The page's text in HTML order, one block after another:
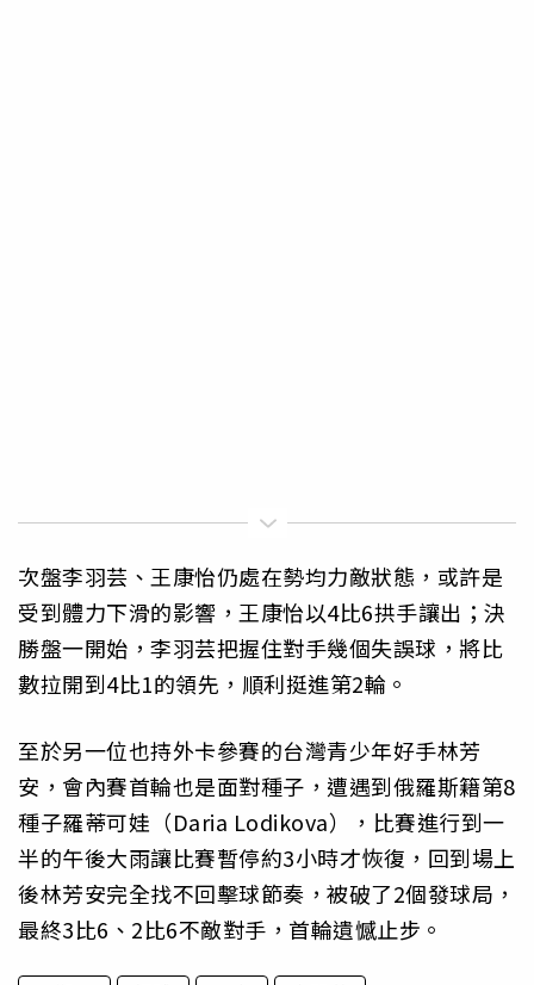
次盤李羽芸、王康怡仍處在勢均力敵狀態，或許是
受到體力下滑的影響，王康怡以4比6拱手讓出；決
勝盤一開始，李羽芸把握住對手幾個失誤球，將比
數拉開到4比1的領先，順利挺進第2輪。
至於另一位也持外卡參賽的台灣青少年好手林芳
安，會內賽首輪也是面對種子，遭遇到俄羅斯籍第8
種子羅蒂可娃（Daria Lodikova），比賽進行到一
半的午後大雨讓比賽暫停約3小時才恢復，回到場上
後林芳安完全找不回擊球節奏，被破了2個發球局，
最終3比6、2比6不敵對手，首輪遺憾止步。